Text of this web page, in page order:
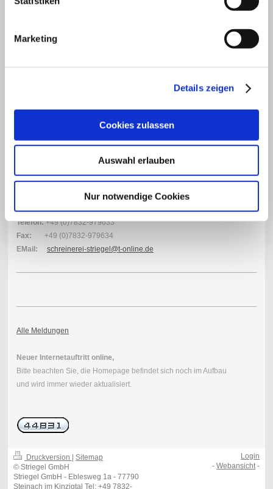
Marketing
Details zeigen
Cookies zulassen
Auswahl erlauben
Nur notwendige Cookies
Unsere Kontaktdaten:
Telefon:+49 (0)7832-979633
Fax:
+49 (0)7832-979634
EMail:
schreinerei-striegel@t-online.de
Alle Meldungen
Neuer Internetauftritt online,
Bitte beachten Sie, die Homepage befindet sich noch im Aufbau
und wird immer wieder aktualisiert.
Druckversion | Sitemap
© Striegel GmbH
Striegel GmbH - Eblesweg 1a - 77790
Steinach im Kinzigtal Tel: +49 7832-
Login
-Webansicht -